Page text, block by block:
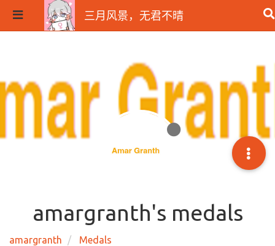
三月风景，无君不晴
amargranth's medals
amargranth Medals